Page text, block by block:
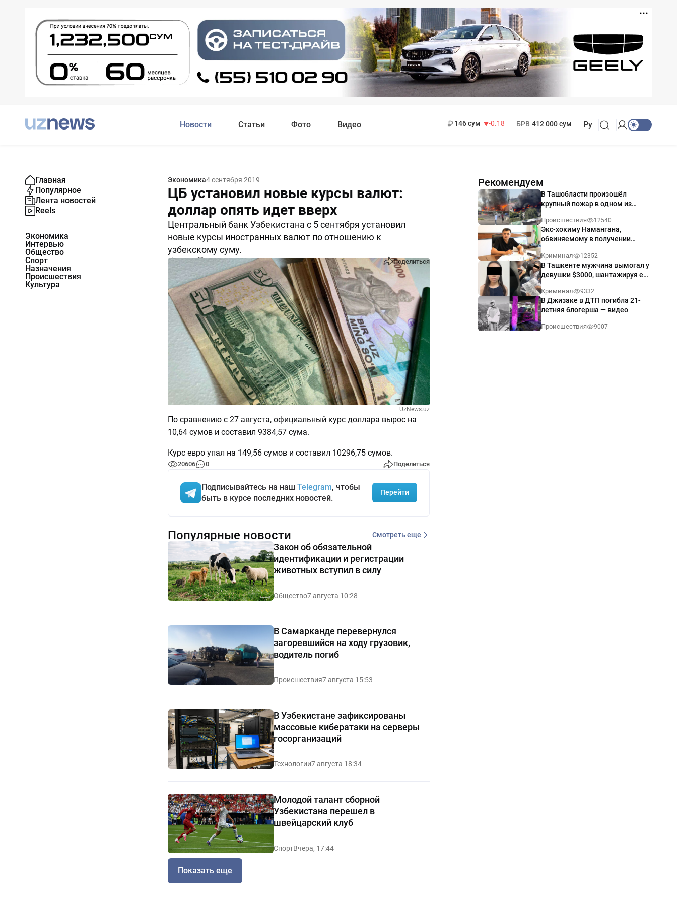
Новости Статьи Фото Видео
146 сум
-0.18
БРВ 412 000 сум Ру
Главная
Популярное
Лента новостей
Reels
Экономика
Интервью
Общество
Спорт
Назначения
Происшествия
Культура
Экономика4 сентября 2019
ЦБ установил новые курсы валют:
доллар опять идет вверх
Центральный банк Узбекистана с 5 сентября установил
новые курсы иностранных валют по отношению к
узбекскому суму.
Поделиться
UzNews.uz
По сравнению с 27 августа, официальный курс доллара вырос на
10,64 сумов и составил 9384,57 сума.
Курс евро упал на 149,56 сумов и составил 10296,75 сумов.
20606 0 Поделиться
Подписывайтесь на наш Telegram, чтобы
быть в курсе последних новостей.
Перейти
Рекомендуем
В Ташобласти произошёл
крупный пожар в одном из
Происшествия 12540
Экс-хокиму Намангана,
обвиняемому в получении
приговор
Криминал 12352
В Ташкенте мужчина вымогал у
девушки $3000, шантажируя её
Криминал 9332
В Джизаке в ДТП погибла 21-
летняя блогерша — видео
Происшествия 9007
Популярные новости Смотреть еще
Закон об обязательной
идентификации и регистрации
животных вступил в силу
Общество7 августа 10:28
В Самарканде перевернулся
загоревшийся на ходу грузовик,
водитель погиб
Происшествия7 августа 15:53
В Узбекистане зафиксированы
массовые кибератаки на серверы
госорганизаций
Технологии7 августа 18:34
Молодой талант сборной
Узбекистана перешел в
швейцарский клуб
СпортВчера, 17:44
Показать еще